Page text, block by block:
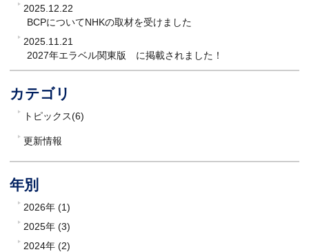
2025.12.22
BCPについてNHKの取材を受けました
2025.11.21
2027年エラベル関東版 に掲載されました！
カテゴリ
トピックス(6)
更新情報
年別
2026年 (1)
2025年 (3)
2024年 (2)